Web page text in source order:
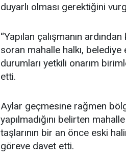
duyarlı olması gerektiğini
“Yapılan çalışmanın
soran mahalle halkı, belediye
durumları yetkili onarım
etti.
Aylar geçmesine rağmen
yapılmadığını belirten
taşlarının bir an önce eski
göreve davet etti.